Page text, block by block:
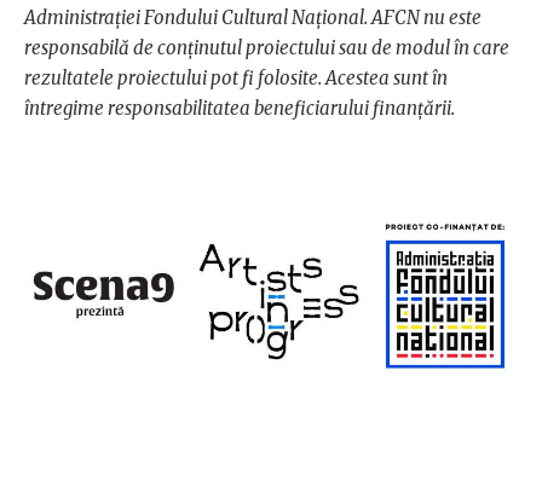
Administrației Fondului Cultural Național. AFCN nu este
responsabilă de conținutul proiectului sau de modul în care
rezultatele proiectului pot fi folosite. Acestea sunt în
întregime responsabilitatea beneficiarului finanțării.